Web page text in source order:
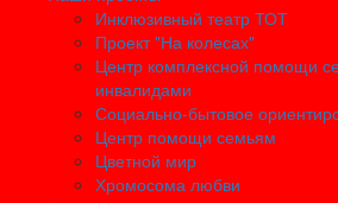
Инклюзивный театр ТОТ
Проект "На колесах"
Центр комплексной помощи
инвалидами
Социально-бытовое
Центр помощи семьям
Цветной мир
Хромосома любви